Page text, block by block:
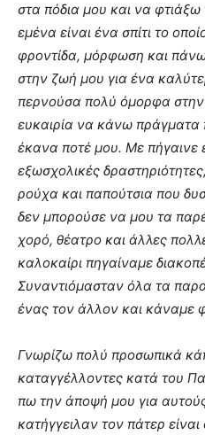
στα πόδια μου και να
εμένα είναι ένα σπίτι το
φροντίδα, μόρφωση και
στην ζωή μου για ένα
περνούσα πολύ όμορφα
ευκαιρία να κάνω πράγματα
έκανα ποτέ μου. Με
εξωσχολικές
ρούχα και παπούτσια που
δεν μπορούσε να μου τα
χορό, θέατρο και άλλες
καλοκαίρι πηγαίναμε
Συναντιόμασταν όλα τα
ένας τον άλλον και κάναμε
Γνωρίζω πολύ προσωπικά
καταγγέλλοντες κατά του
πω την άποψή μου για
κατήγγειλαν τον πάτερ